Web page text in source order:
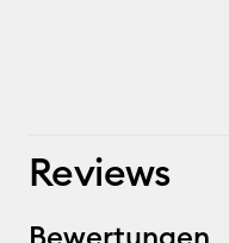
Reviews